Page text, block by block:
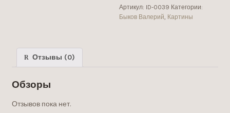
Артикул: ID-0039 Категории:
Быков Валерий Картины
Отзывы (0)
Обзоры
Отзывов пока нет.